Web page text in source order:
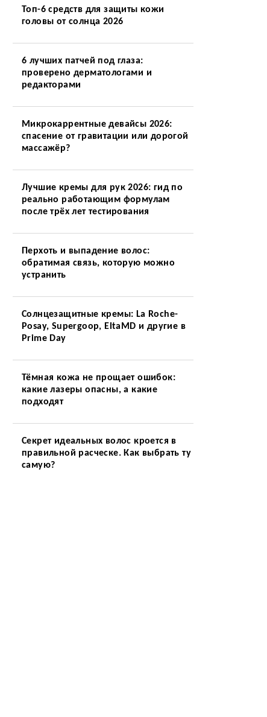
Топ-6 средств для защиты кожи
головы от солнца 2026
6 лучших патчей под глаза:
проверено дерматологами и
редакторами
Микрокаррентные девайсы 2026:
спасение от гравитации или дорогой
массажёр?
Лучшие кремы для рук 2026: гид по
реально работающим формулам
после трёх лет тестирования
Перхоть и выпадение волос:
обратимая связь, которую можно
устранить
Солнцезащитные кремы: La Roche-
Posay, Supergoop, EltaMD и другие в
Prime Day
Тёмная кожа не прощает ошибок:
какие лазеры опасны, а какие
подходят
Секрет идеальных волос кроется в
правильной расческе. Как выбрать ту
самую?